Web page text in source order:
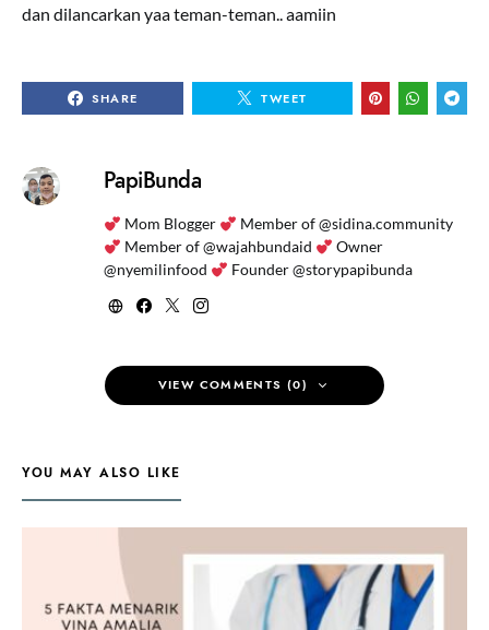
dan dilancarkan yaa teman-teman.. aamiin
SHARE TWEET
PapiBunda
Mom Blogger
Member of @sidina.community
Member of @wajahbundaid
Owner
@nyemilinfood
Founder @storypapibunda
VIEW COMMENTS (0)
YOU MAY ALSO LIKE